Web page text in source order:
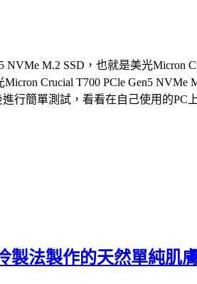
M.2 SSD，也就是美光Micron
Crucial T700 PCle Gen5
行簡單測試，看看在自己使用的PC
製法製作的天然單純肌